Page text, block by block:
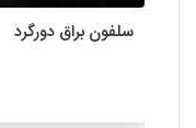
سلفون براق دورگرد